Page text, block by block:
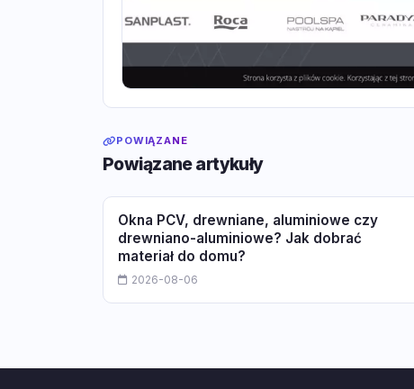
POWIĄZANE
Powiązane artykuły
Okna PCV, drewniane, aluminiowe czy
drewniano-aluminiowe? Jak dobrać
materiał do domu?
2026-08-06